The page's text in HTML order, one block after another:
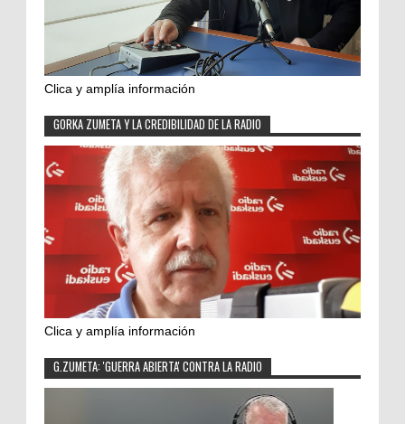
Clica y amplía información
GORKA ZUMETA Y LA CREDIBILIDAD DE LA RADIO
Clica y amplía información
G.ZUMETA: 'GUERRA ABIERTA' CONTRA LA RADIO